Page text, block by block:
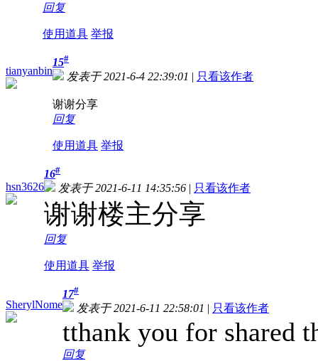
回复
使用道具 举报
tianyanbin
15#
发表于 2021-6-4 22:39:01 | 只看该作者
谢谢分享
回复
使用道具 举报
hsn3626
16#
发表于 2021-6-11 14:35:56 | 只看该作者
谢谢楼主分享
回复
使用道具 举报
SherylNome
17#
发表于 2021-6-11 22:58:01 | 只看该作者
tthank you for shared
回复